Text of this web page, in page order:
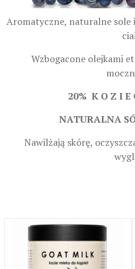
Aromatyczne, naturalne sole
Wzbogacone olejkami
20% K O Z I E
NATURALNA
Nawilżają skórę,